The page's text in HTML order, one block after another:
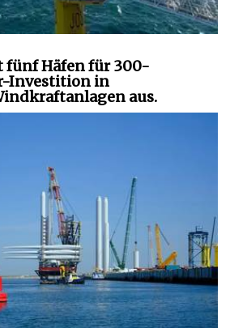
fünf Häfen für 300-
Investition in
aus.